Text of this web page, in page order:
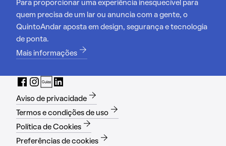
Para proporcionar uma experiência inesquecível para
quem precisa de um lar ou anuncia com a gente, o
QuintoAndar aposta em design, segurança e tecnologia
de ponta.
Mais informações
Aviso de privacidade
Termos e condições de uso
Política de Cookies
Preferências de cookies